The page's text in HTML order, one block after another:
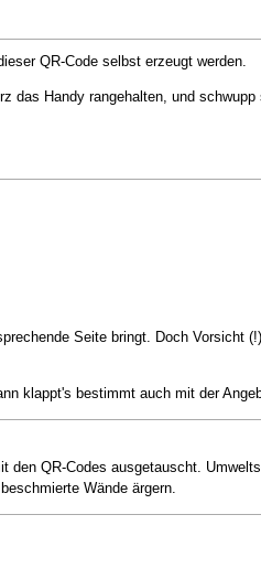
QR-Code selbst erzeugt werden.
das Handy rangehalten, und
Seite bringt. Doch Vorsicht
klappt's bestimmt auch mit der
den QR-Codes ausgetauscht.
Wände ärgern.